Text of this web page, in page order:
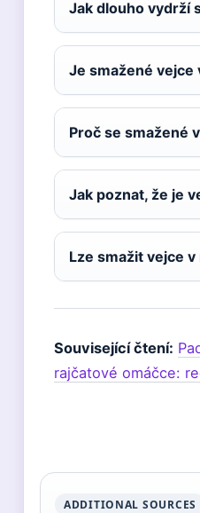
Jak dlouho vydrží
Je smažené
Proč se smažené
Jak poznat, že je
Lze smažit vejce
Související čtení:
rajčatové omáčce:
ADDITIONAL SOURCES